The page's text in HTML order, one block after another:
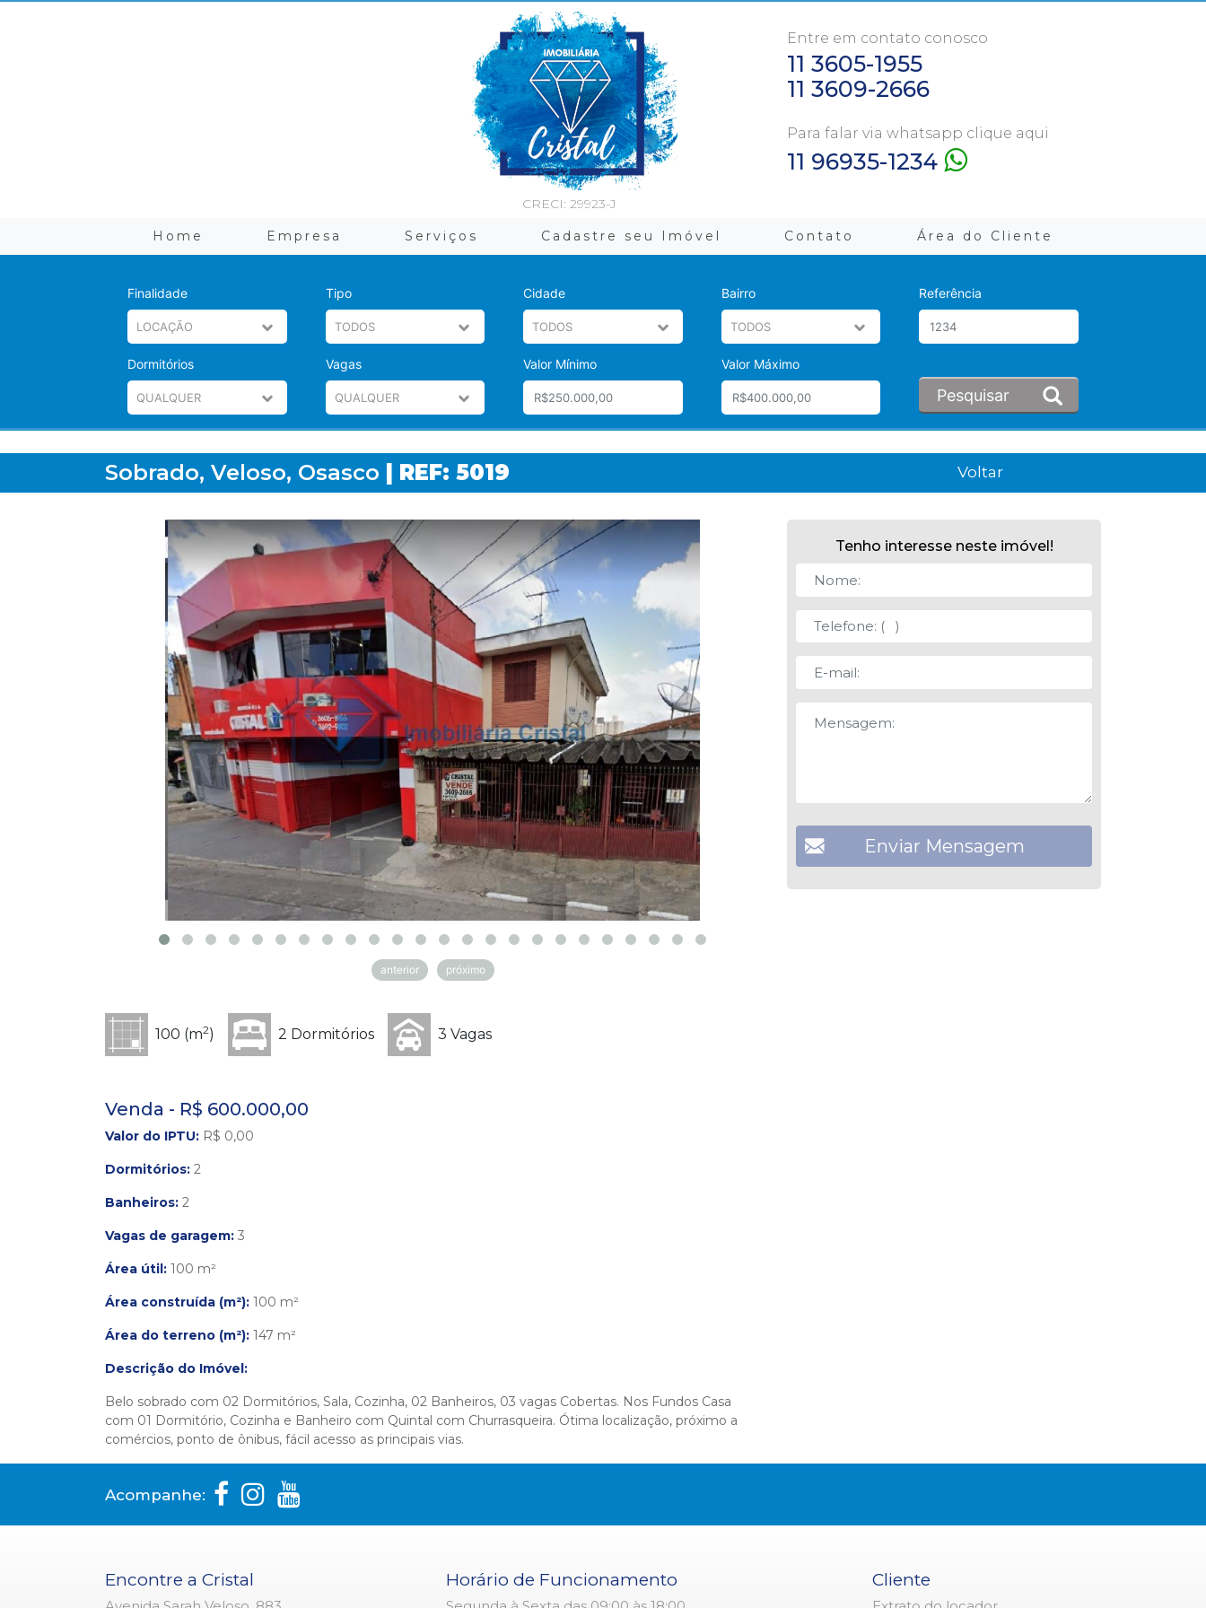
CRECI: 29923-J
Entre em contato conosco
11 3605-1955
11 3609-2666
Para falar via whatsapp clique aqui
11 96935-1234
Home Empresa Serviços Cadastre seu Imóvel Contato Área do Cliente
Finalidade Tipo Cidade Bairro Referência
Dormitórios Vagas Valor Mínimo Valor Máximo
Sobrado, Veloso, Osasco | REF: 5019 Voltar
anterior próximo
100 (m2) 2 Dormitórios 3 Vagas
Venda - R$ 600.000,00
Valor do IPTU: R$ 0,00
Dormitórios: 2
Banheiros: 2
Vagas de garagem: 3
Área útil: 100 m²
Área construída (m²): 100 m²
Área do terreno (m²): 147 m²
Descrição do Imóvel:
Belo sobrado com 02 Dormitórios, Sala, Cozinha, 02 Banheiros, 03 vagas Cobertas. Nos Fundos Casa
com 01 Dormitório, Cozinha e Banheiro com Quintal com Churrasqueira. Ótima localização, próximo a
comércios, ponto de ônibus, fácil acesso as principais vias.
Tenho interesse neste imóvel!
Acompanhe:
Encontre a Cristal Horário de Funcionamento Cliente